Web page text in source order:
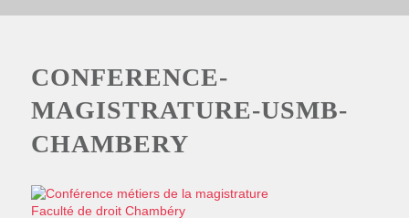
CONFERENCE-
MAGISTRATURE-USMB-
CHAMBERY